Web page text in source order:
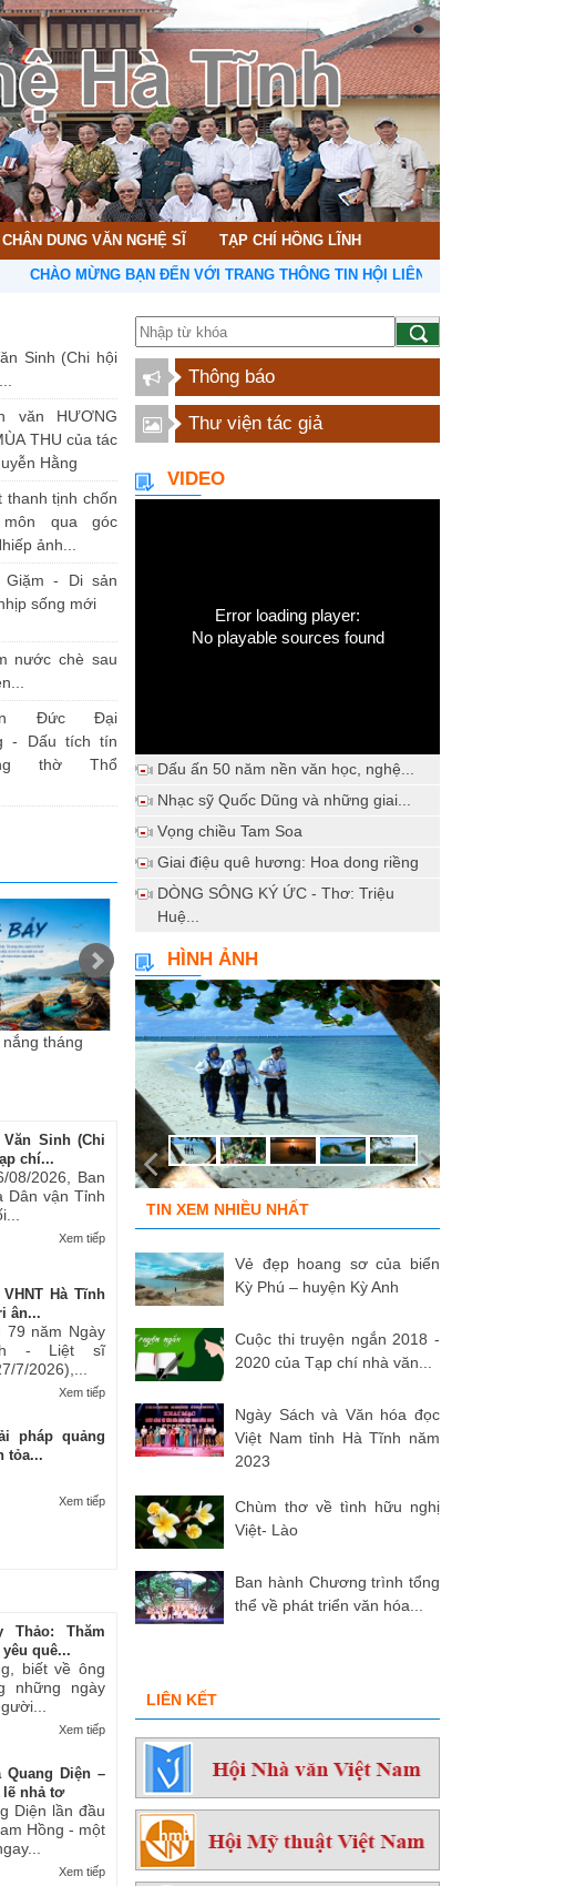
CHÂN DUNG VĂN NGHỆ SĨ TẠP CHÍ HỒNG LĨNH
MỪNG BẠN ĐẾN VỚI TRANG THÔNG TIN HỘI LIÊN HIỆP VĂN HỌC NGHỆ
Sinh (Chi hội
văn HƯƠNG
THU của tác
Hằng
thanh tịnh chốn
môn qua góc
ảnh...
Giặm - Di sản
sống mới
nước chè sau
Đức Đại
- Dấu tích tín
thờ Thổ
tháng
Chùm ảnh “Kéo lưới rùng”
của NSNA...
ĐỒNG ĐỘI ƠI, CÁC ANH ĐÃ
TRỞ VỀ!
Văn Sinh (Chi
chí...
08/2026, Ban
Dân vận Tỉnh
Xem tiếp
Hà Tĩnh
ân...
79 năm Ngày
- Liệt sĩ
7/2026),...
Xem tiếp
pháp quảng
tỏa...
Xem tiếp
Thảo: Thăm
quê...
biết về ông
những ngày
Xem tiếp
Quang Diện –
lẽ nhả tơ
Diện lần đầu
Hồng - một
Xem tiếp
Thông báo
Thư viện tác giả
VIDEO
Error loading player:
No playable sources found
Dấu ấn 50 năm nền văn học, nghệ...
Nhạc sỹ Quốc Dũng và những giai...
Vọng chiều Tam Soa
Giai điệu quê hương: Hoa dong riềng
DÒNG SÔNG KÝ ỨC - Thơ: Triệu
Huệ...
HÌNH ẢNH
TIN XEM NHIỀU NHẤT
Vẻ đẹp hoang sơ của biển
Kỳ Phú – huyện Kỳ Anh
Cuộc thi truyện ngắn 2018 -
2020 của Tạp chí nhà văn...
Ngày Sách và Văn hóa đọc
Việt Nam tỉnh Hà Tĩnh năm
2023
Chùm thơ về tình hữu nghị
Việt- Lào
Ban hành Chương trình tổng
thể về phát triển văn hóa...
LIÊN KẾT